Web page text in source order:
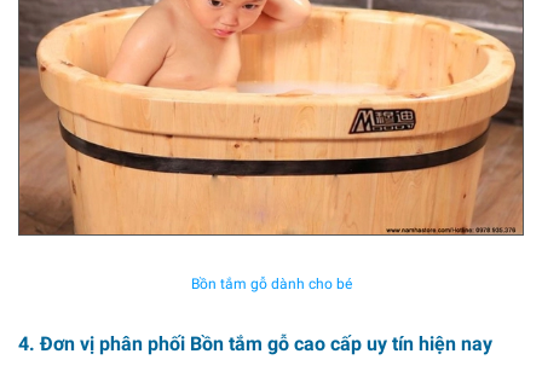
Bồn tắm gỗ dành cho bé
4. Đơn vị phân phối Bồn tắm gỗ cao cấp uy tín hiện nay